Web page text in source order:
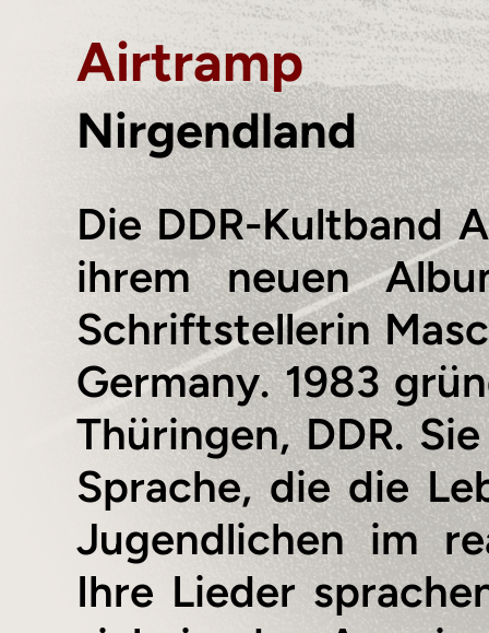
Airtramp
Nirgendland
Die DDR-Kultband
ihrem neuen
Schriftstellerin
Germany. 1983
Thüringen, DDR.
Sprache, die die
Jugendlichen im
Ihre Lieder